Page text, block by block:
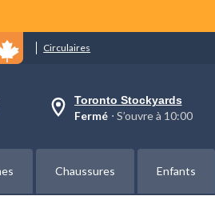
Circulaires
votre
est
Toronto
Stockyards,
Toronto Stockyards
Fermé ⋅ S’ouvre à 10:00
Chaussures Enfants